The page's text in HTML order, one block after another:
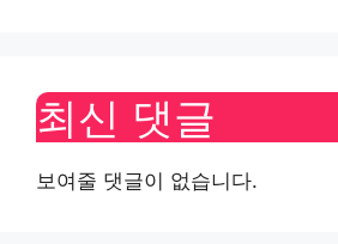
최신 댓글
보여줄 댓글이 없습니다.